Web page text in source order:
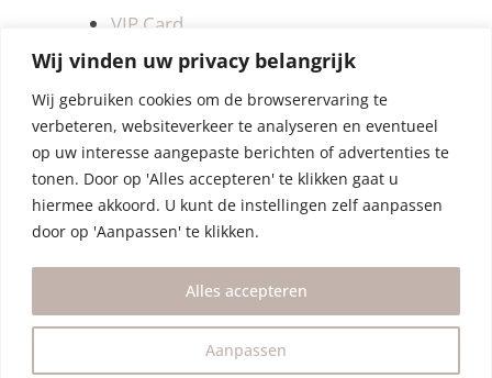
Wij vinden uw privacy belangrijk
Wij gebruiken cookies om de browserervaring te
verbeteren, websiteverkeer te analyseren en eventueel
op uw interesse aangepaste berichten of advertenties te
tonen. Door op 'Alles accepteren' te klikken gaat u
hiermee akkoord. U kunt de instellingen zelf aanpassen
door op 'Aanpassen' te klikken.
Aanpassen
Alles accepteren
VIP Card
Retourneren
Betalen & verzendkosten
Privacy Policy
Algemene Voorwaarden